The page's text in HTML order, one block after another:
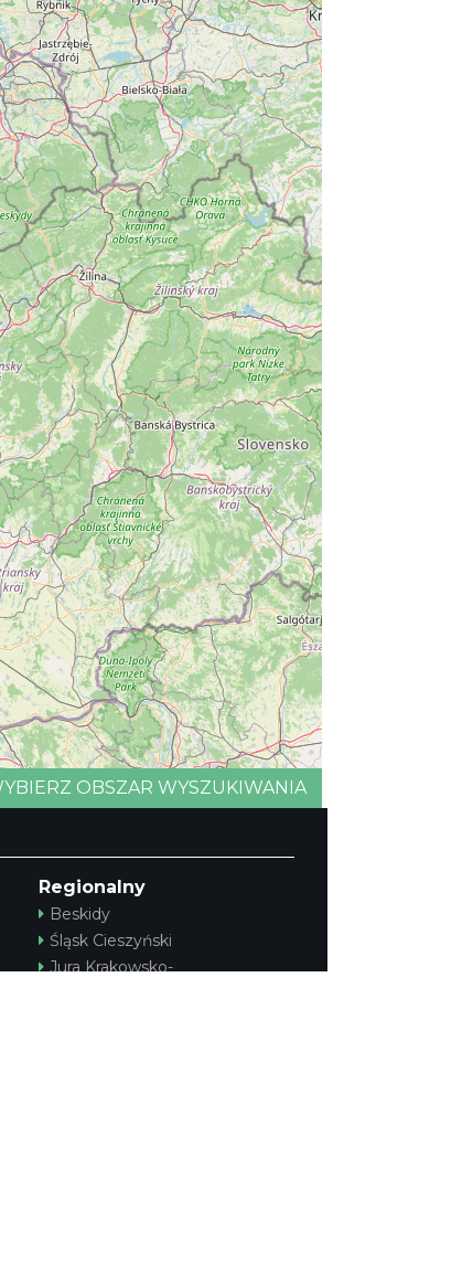
OBSZAR WYSZUKIWANIA
Regionalny
Beskidy
Śląsk Cieszyński
Jura Krakowsko-